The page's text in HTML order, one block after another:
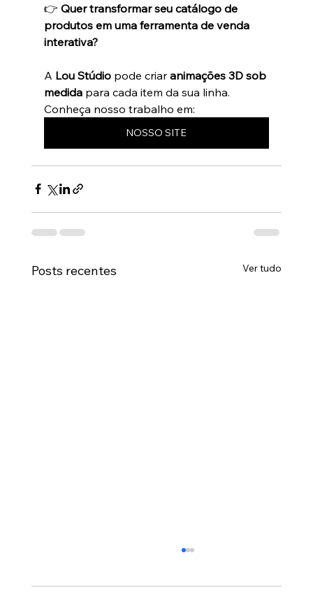
👉 Quer transformar seu catálogo de
produtos em uma ferramenta de venda
interativa?
A Lou Stúdio pode criar animações 3D sob
medida para cada item da sua linha.
Conheça nosso trabalho em:
NOSSO SITE
Posts recentes Ver tudo